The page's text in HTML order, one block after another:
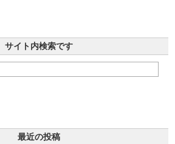
サイト内検索です
最近の投稿